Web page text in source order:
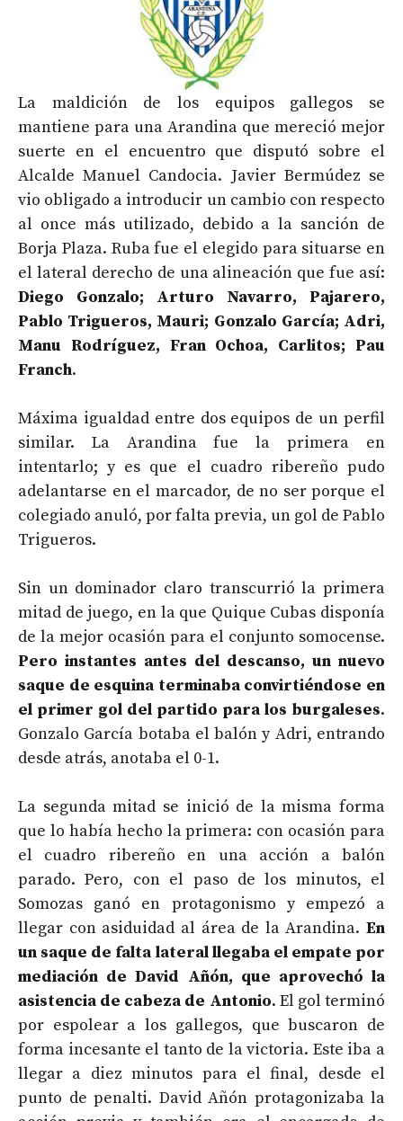
La maldición de los equipos gallegos se
mantiene para una Arandina que mereció mejor
suerte en el encuentro que disputó sobre el
Alcalde Manuel Candocia. Javier Bermúdez se
vio obligado a introducir un cambio con respecto
al once más utilizado, debido a la sanción de
Borja Plaza. Ruba fue el elegido para situarse en
el lateral derecho de una alineación que fue así:
Diego Gonzalo; Arturo Navarro, Pajarero,
Pablo Trigueros, Mauri; Gonzalo García; Adri,
Manu Rodríguez, Fran Ochoa, Carlitos; Pau
Franch.
Máxima igualdad entre dos equipos de un perfil
similar. La Arandina fue la primera en
intentarlo; y es que el cuadro ribereño pudo
adelantarse en el marcador, de no ser porque el
colegiado anuló, por falta previa, un gol de Pablo
Trigueros.
Sin un dominador claro transcurrió la primera
mitad de juego, en la que Quique Cubas disponía
de la mejor ocasión para el conjunto somocense.
Pero instantes antes del descanso, un nuevo
saque de esquina terminaba convirtiéndose en
el primer gol del partido para los burgaleses.
Gonzalo García botaba el balón y Adri, entrando
desde atrás, anotaba el 0-1.
La segunda mitad se inició de la misma forma
que lo había hecho la primera: con ocasión para
el cuadro ribereño en una acción a balón
parado. Pero, con el paso de los minutos, el
Somozas ganó en protagonismo y empezó a
llegar con asiduidad al área de la Arandina. En
un saque de falta lateral llegaba el empate por
mediación de David Añón, que aprovechó la
asistencia de cabeza de Antonio. El gol terminó
por espolear a los gallegos, que buscaron de
forma incesante el tanto de la victoria. Este iba a
llegar a diez minutos para el final, desde el
punto de penalti. David Añón protagonizaba la